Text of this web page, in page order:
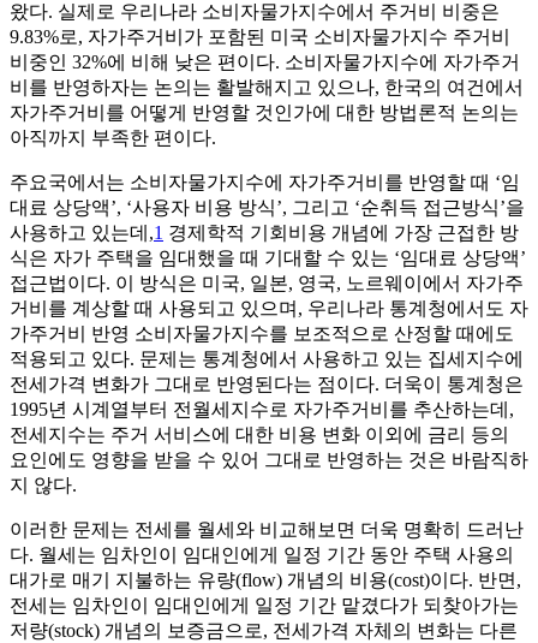
왔다. 실제로 우리나라 소비자물가지수에서 주거비 비중은
9.83%로, 자가주거비가 포함된 미국 소비자물가지수 주거비
비중인 32%에 비해 낮은 편이다. 소비자물가지수에 자가주거
비를 반영하자는 논의는 활발해지고 있으나, 한국의 여건에서
자가주거비를 어떻게 반영할 것인가에 대한 방법론적 논의는
아직까지 부족한 편이다.
주요국에서는 소비자물가지수에 자가주거비를 반영할 때 ‘임
대료 상당액’, ‘사용자 비용 방식’, 그리고 ‘순취득 접근방식’을
사용하고 있는데,1 경제학적 기회비용 개념에 가장 근접한 방
식은 자가 주택을 임대했을 때 기대할 수 있는 ‘임대료 상당액’
접근법이다. 이 방식은 미국, 일본, 영국, 노르웨이에서 자가주
거비를 계상할 때 사용되고 있으며, 우리나라 통계청에서도 자
가주거비 반영 소비자물가지수를 보조적으로 산정할 때에도
적용되고 있다. 문제는 통계청에서 사용하고 있는 집세지수에
전세가격 변화가 그대로 반영된다는 점이다. 더욱이 통계청은
1995년 시계열부터 전월세지수로 자가주거비를 추산하는데,
전세지수는 주거 서비스에 대한 비용 변화 이외에 금리 등의
요인에도 영향을 받을 수 있어 그대로 반영하는 것은 바람직하
지 않다.
이러한 문제는 전세를 월세와 비교해보면 더욱 명확히 드러난
다. 월세는 임차인이 임대인에게 일정 기간 동안 주택 사용의
대가로 매기 지불하는 유량(flow) 개념의 비용(cost)이다. 반면,
전세는 임차인이 임대인에게 일정 기간 맡겼다가 되찾아가는
저량(stock) 개념의 보증금으로, 전세가격 자체의 변화는 다른